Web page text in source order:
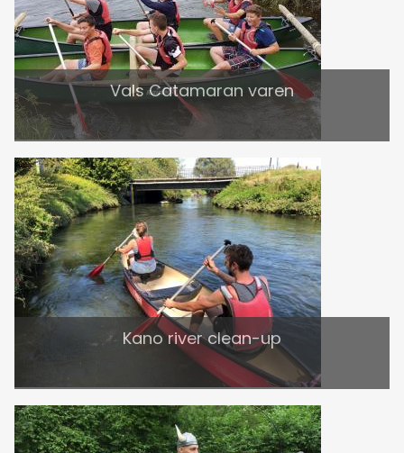
Vals Catamaran varen
Kano river clean-up